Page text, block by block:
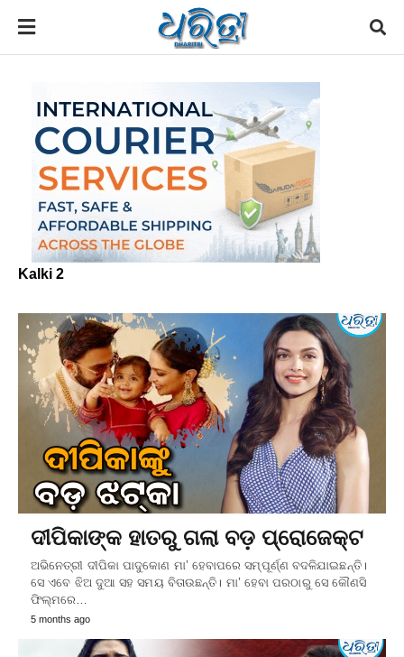
Kalki 2
ଦୀପିକାଙ୍କ ହାତରୁ ଗଲା ବଡ଼ ପ୍ରୋଜେକ୍ଟ
ଅଭିନେତ୍ରୀ ଦୀପିକା ପାଦୁକୋଣ ମା’ ହେବାପରେ ସମ୍ପୂର୍ଣ୍ଣ ବଦଳିଯାଇଛନ୍ତି।
ସେ ଏବେ ଝିଅ ଦୁଆ ସହ ସମୟ ବିତାଉଛନ୍ତି। ମା’ ହେବା ପରଠାରୁ ସେ କୌଣସି
ଫିଲ୍ମରେ…
5 months ago